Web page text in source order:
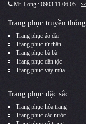
Mr. Long : 0903 11 06 05
Trang phục truyền thống
Trang phục áo dài
Trang phục tứ thân
Trang phục bà bà
Trang phục dân tộc
Trang phục váy múa
Trang phục đặc sắc
Trang phục hóa trang
Trang phục các nước